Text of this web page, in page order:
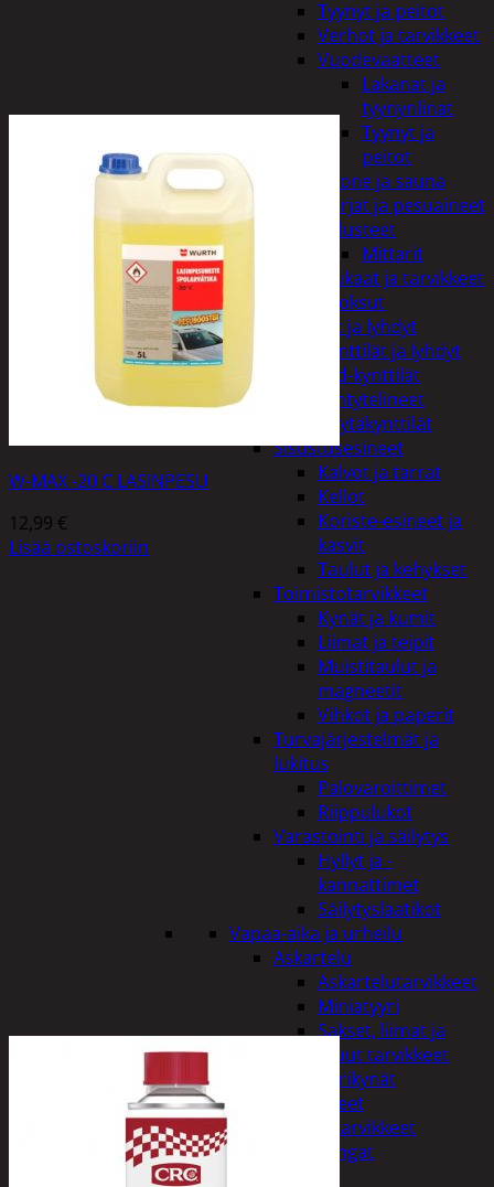
Tyynyt ja peitot
Verhot ja tarvikkeet
Vuodevaatteet
Lakanat ja
tyynynlinat
Tyynyt ja
peitot
Kylpyhuone ja sauna
Harjat ja pesuaineet
Kalusteet
Mittarit
Kiukaat ja tarvikkeet
Tuoksut
Kynttilät ja lyhdyt
Kynttilät ja lyhdyt
Led-kynttilät
Lyhtytelineet
Pöytäkynttilät
Sisustusesineet
Kalvot ja tarrat
Kellot
Koriste-esineet ja
kasvit
Taulut ja kehykset
Toimistotarvikkeet
Kynät ja kumit
Liimat ja teipit
Muistitaulut ja
magneetit
Vihkot ja paperit
Turvajärjestelmät ja
lukitus
Palovaroittimet
Riippulukot
Varastointi ja säilytys
Hyllyt ja -
kannattimet
Säilytyslaatikot
Vapaa-aika ja urheilu
Askartelu
Askartelutarvikkeet
Miniatyyri
Sakset, liimat ja
muut tarvikkeet
Värikynät
Harrasteet
Käsityötarvikkeet
Langat
W-MAX -20 C LASINPESU
12,99 €
Lisää ostoskoriin